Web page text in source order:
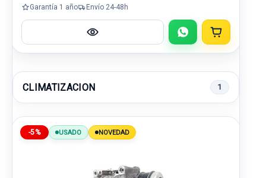
Garantía 1 año Envío 24-48h
CLIMATIZACION 1
-5% USADO NOVEDAD